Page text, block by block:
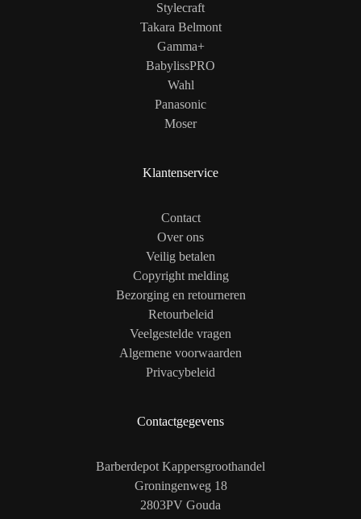
Stylecraft
Takara Belmont
Gamma+
BabylissPRO
Wahl
Panasonic
Moser
Klantenservice
Contact
Over ons
Veilig betalen
Copyright melding
Bezorging en retourneren
Retourbeleid
Veelgestelde vragen
Algemene voorwaarden
Privacybeleid
Contactgegevens
Barberdepot Kappersgroothandel
Groningenweg 18
2803PV Gouda